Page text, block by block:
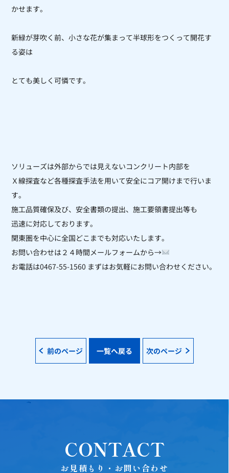
かせます。
新緑が芽吹く前、小さな花が集まって半球形をつくって開花す
る姿は
とても美しく可憐です。
ソリューズは外部からでは見えないコンクリート内部を
Ｘ線探査など各種探査手法を用いて安全にコア開けまで行いま
す。
施工品質確保及び、安全書類の提出、施工要領書提出等も
迅速に対応しております。
関東圏を中心に全国どこまでも対応いたします。
お問い合わせは２４時間メールフォームから→
お電話は0467-55-1560 まずはお気軽にお問い合わせください。
前のページ 一覧へ戻る 次のページ
CONTACT
お見積もり・お問い合わせ